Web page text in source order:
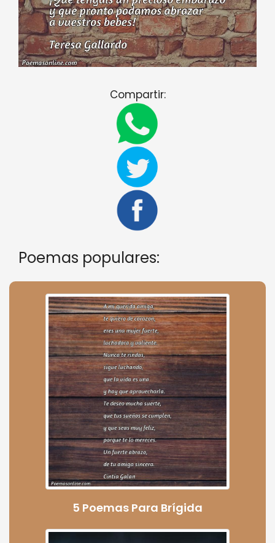
Compartir:
Poemas populares:
5 Poemas Para Brígida